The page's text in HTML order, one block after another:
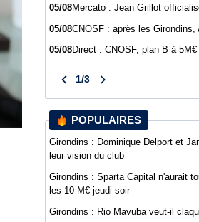
05/08Mercato : Jean Grillot
05/08CNOSF : après les Girondins,
05/08Direct : CNOSF, plan B à
1/3
POPULAIRES
Girondins : Dominique Delport et
leur vision du club
Girondins : Sparta Capital n'aurait
les 10 M€ jeudi soir
Girondins : Rio Mavuba veut-il